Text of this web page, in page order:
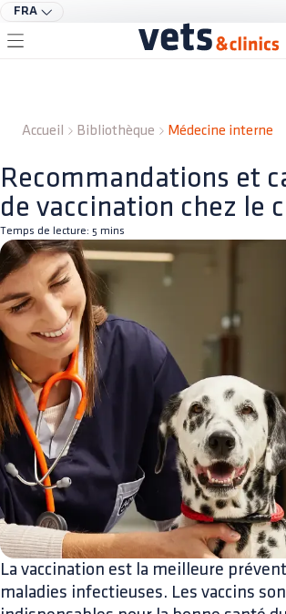
FRA
Accueil Bibliothèque Médecine interne
Recommandations et
de vaccination chez le
Temps de lecture: 5 mins
La vaccination est la meilleure
maladies infectieuses. Les vaccins